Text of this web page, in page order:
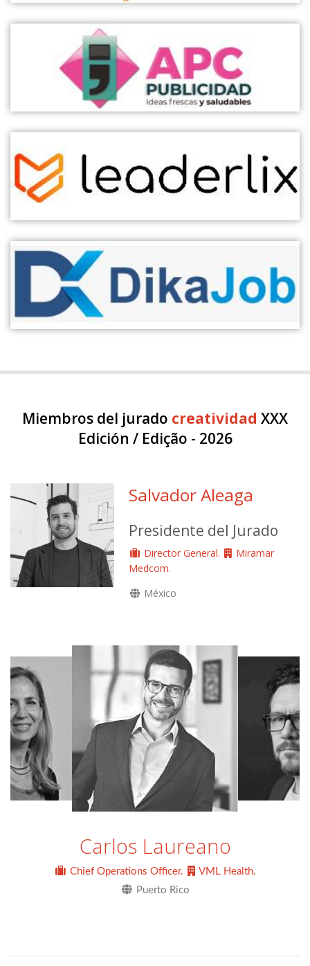
Miembros del jurado creatividad XXX
Edición / Edição - 2026
Salvador Aleaga
Presidente del Jurado
Director General.
Miramar
Medcom.
México
Carlos Laureano
Chief Operations Officer.
VML Health.
Puerto Rico